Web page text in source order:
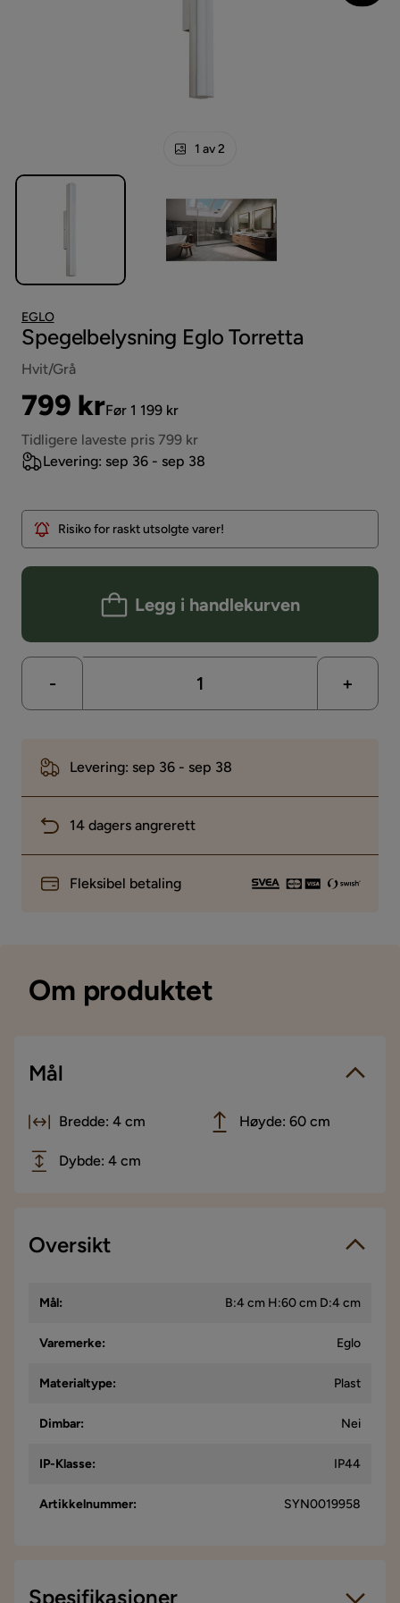
1 av 2
EGLO
Spegelbelysning Eglo Torretta
Hvit/Grå
Pris
799 kr
Original
Pris
Før 1 199 kr
Tidligere laveste pris 799 kr
Levering: sep 36 - sep 38
Risiko for raskt utsolgte varer!
Legg i handlekurven
- +
Levering: sep 36 - sep 38
14 dagers angrerett
Fleksibel betaling
Om produktet
Mål
Bredde: 4 cm Høyde: 60 cm
Dybde: 4 cm
Oversikt
Mål: B:4 cm H:60 cm D:4 cm
Varemerke: Eglo
Materialtype: Plast
Dimbar: Nei
IP-Klasse: IP44
Artikkelnummer: SYN0019958
Spesifikasjoner